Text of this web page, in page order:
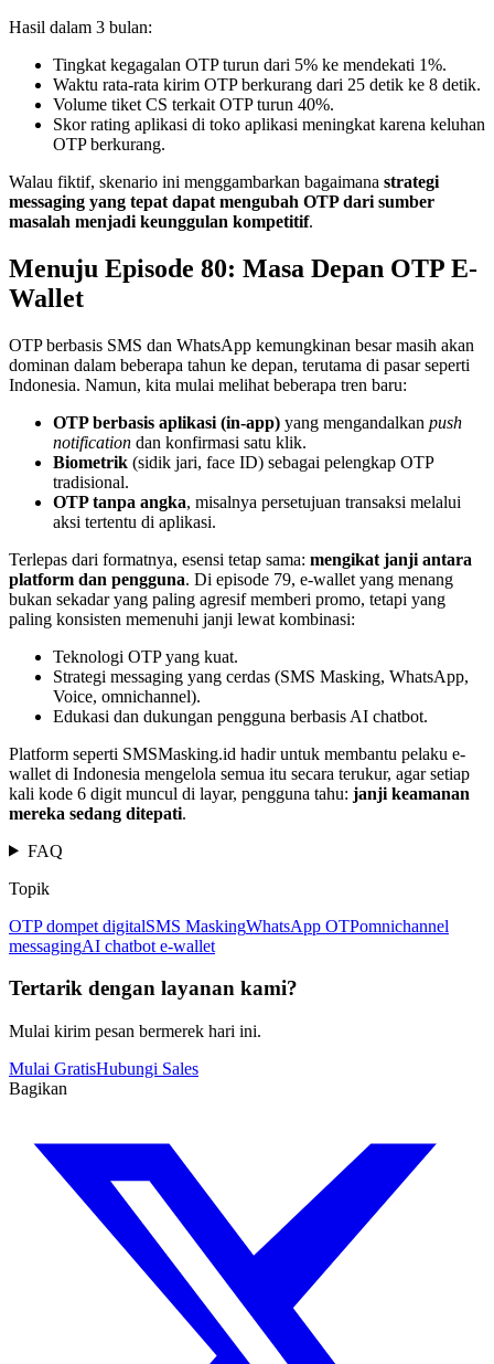
Hasil dalam 3 bulan:
Tingkat kegagalan OTP turun dari 5% ke mendekati 1%.
Waktu rata-rata kirim OTP berkurang dari 25 detik ke 8 detik.
Volume tiket CS terkait OTP turun 40%.
Skor rating aplikasi di toko aplikasi meningkat karena keluhan
OTP berkurang.
Walau fiktif, skenario ini menggambarkan bagaimana strategi
messaging yang tepat dapat mengubah OTP dari sumber
masalah menjadi keunggulan kompetitif.
Menuju Episode 80: Masa Depan OTP E-
Wallet
OTP berbasis SMS dan WhatsApp kemungkinan besar masih akan
dominan dalam beberapa tahun ke depan, terutama di pasar seperti
Indonesia. Namun, kita mulai melihat beberapa tren baru:
OTP berbasis aplikasi (in-app) yang mengandalkan push
notification dan konfirmasi satu klik.
Biometrik (sidik jari, face ID) sebagai pelengkap OTP
tradisional.
OTP tanpa angka, misalnya persetujuan transaksi melalui
aksi tertentu di aplikasi.
Terlepas dari formatnya, esensi tetap sama: mengikat janji antara
platform dan pengguna. Di episode 79, e-wallet yang menang
bukan sekadar yang paling agresif memberi promo, tetapi yang
paling konsisten memenuhi janji lewat kombinasi:
Teknologi OTP yang kuat.
Strategi messaging yang cerdas (SMS Masking, WhatsApp,
Voice, omnichannel).
Edukasi dan dukungan pengguna berbasis AI chatbot.
Platform seperti SMSMasking.id hadir untuk membantu pelaku e-
wallet di Indonesia mengelola semua itu secara terukur, agar setiap
kali kode 6 digit muncul di layar, pengguna tahu: janji keamanan
mereka sedang ditepati.
FAQ
Topik
OTP dompet digitalSMS MaskingWhatsApp OTPomnichannel
messagingAI chatbot e-wallet
Tertarik dengan layanan kami?
Mulai kirim pesan bermerek hari ini.
Mulai GratisHubungi Sales
Bagikan